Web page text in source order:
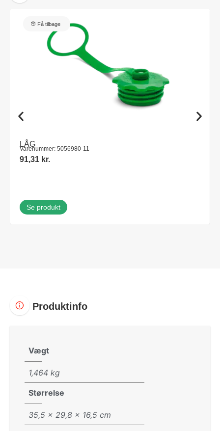
Få tilbage
LÅG
Varenummer: 5056980-11
91,31 kr.
Se produkt
Produktinfo
Vægt
1,464 kg
Størrelse
35,5 × 29,8 × 16,5 cm